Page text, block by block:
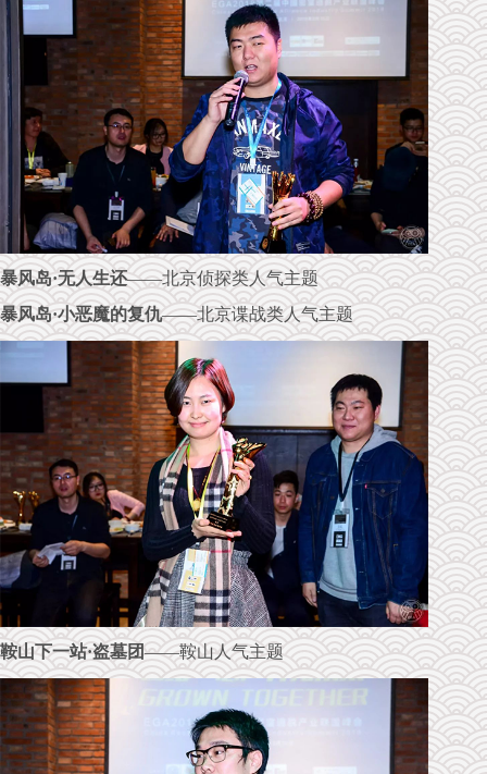
暴风岛·无人生还——北京侦探类人气主题
暴风岛·小恶魔的复仇——北京谍战类人气主题
鞍山下一站·盗墓团——鞍山人气主题